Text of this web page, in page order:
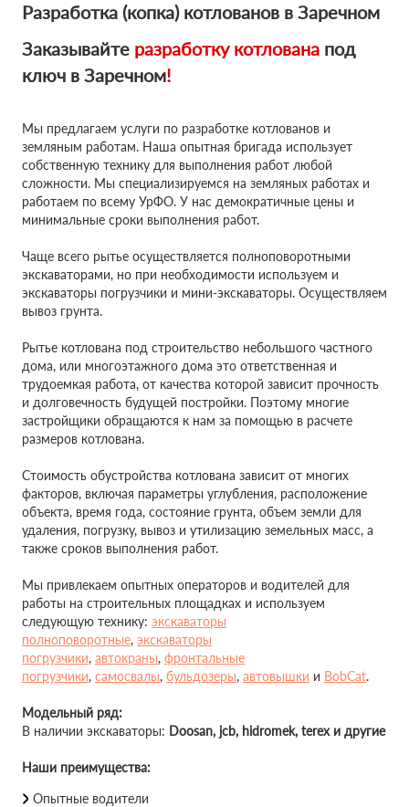
Разработка (копка) котлованов в Заречном
Заказывайте разработку котлована под
ключ в Заречном!
Мы предлагаем услуги по разработке котлованов и
земляным работам. Наша опытная бригада использует
собственную технику для выполнения работ любой
сложности. Мы специализируемся на земляных работах и
работаем по всему УрФО. У нас демократичные цены и
минимальные сроки выполнения работ.
Чаще всего рытье осуществляется полноповоротными
экскаваторами, но при необходимости используем и
экскаваторы погрузчики и мини-экскаваторы. Осуществляем
вывоз грунта.
Рытье котлована под строительство небольшого частного
дома, или многоэтажного дома это ответственная и
трудоемкая работа, от качества которой зависит прочность
и долговечность будущей постройки. Поэтому многие
застройщики обращаются к нам за помощью в расчете
размеров котлована.
Стоимость обустройства котлована зависит от многих
факторов, включая параметры углубления, расположение
объекта, время года, состояние грунта, объем земли для
удаления, погрузку, вывоз и утилизацию земельных масс, а
также сроков выполнения работ.
Мы привлекаем опытных операторов и водителей для
работы на строительных площадках и используем
следующую технику: экскаваторы
полноповоротные, экскаваторы
погрузчики, автокраны, фронтальные
погрузчики, самосвалы, бульдозеры, автовышки и BobCat.
Модельный ряд:
В наличии экскаваторы: Doosan, jcb, hidromek, terex и другие
Наши преимущества:
Опытные водители